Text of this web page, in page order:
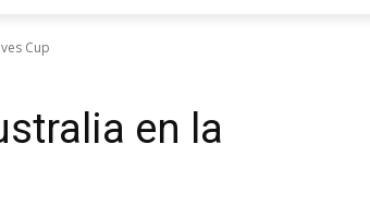
Cup
en la